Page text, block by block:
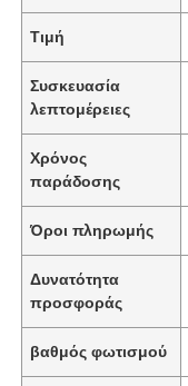
Τιμή
Συσκευασία
λεπτομέρειες
Χρόνος
παράδοσης
Όροι πληρωμής
Δυνατότητα
προσφοράς
βαθμός φωτισμού